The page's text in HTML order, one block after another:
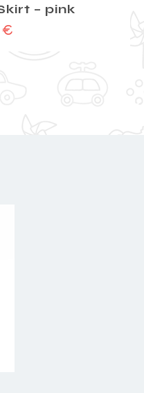
– pink
€